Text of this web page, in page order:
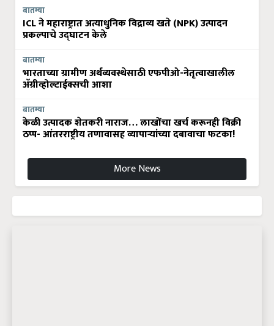
बातम्या
ICL ने महाराष्ट्रात अत्याधुनिक विद्राव्य खते (NPK) उत्पादन
प्रकल्पाचे उद्घाटन केले
बातम्या
भारताच्या ग्रामीण अर्थव्यवस्थेसाठी एफपीओ-नेतृत्वाखालील
अ‍ॅग्रीव्होल्टाईक्सची आशा
बातम्या
केळी उत्पादक शेतकरी नाराज… लाखोंचा खर्च करूनही विक्री
ठप्प- आंतरराष्ट्रीय तणावासह व्यापाऱ्यांच्या दबावाचा फटका!
More News